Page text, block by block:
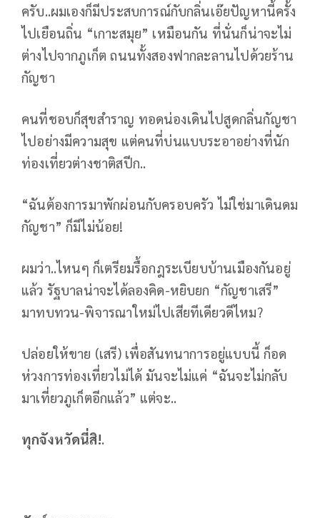
ครับ..ผมเองก็มีประสบการณ์กับกลิ่นเอ๊ยปัญหานี้ครั้ง
ไปเยือนถิ่น “เกาะสมุย” เหมือนกัน ที่นั่นก็น่าจะไม่
ต่างไปจากภูเก็ต ถนนทั้งสองฟากละลานไปด้วยร้าน
กัญชา
คนที่ชอบก็สุขสำราญ ทอดน่องเดินไปสูดกลิ่นกัญชา
ไปอย่างมีความสุข แต่คนที่บ่นแบบระอาอย่างที่นัก
ท่องเที่ยวต่างชาติสปีก..
“ฉันต้องการมาพักผ่อนกับครอบครัว ไม่ใช่มาเดินดม
กัญชา” ก็มีไม่น้อย!
ผมว่า..ไหนๆ ก็เตรียมรื้อกฎระเบียบบ้านเมืองกันอยู่
แล้ว รัฐบาลน่าจะได้ลองคิด-หยิบยก “กัญชาเสรี”
มาทบทวน-พิจารณาใหม่ไปเสียทีเดียวดีไหม?
ปล่อยให้ขาย (เสรี) เพื่อสันทนาการอยู่แบบนี้ ก็อด
ห่วงการท่องเที่ยวไม่ได้ มันจะไม่แค่ “ฉันจะไม่กลับ
มาเที่ยวภูเก็ตอีกแล้ว” แต่จะ..
ทุกจังหวัดนี่สิ!.